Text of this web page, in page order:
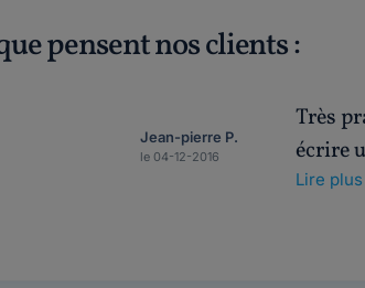
pensent nos clients :
Jean-pierre P.
le 04-12-2016
Très
écrire
Lire plus